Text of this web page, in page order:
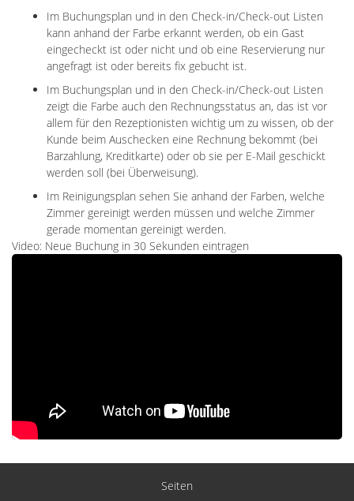
Im Buchungsplan und in den Check-in/Check-out Listen
kann anhand der Farbe erkannt werden, ob ein Gast
eingecheckt ist oder nicht und ob eine Reservierung nur
angefragt ist oder bereits fix gebucht ist.
Im Buchungsplan und in den Check-in/Check-out Listen
zeigt die Farbe auch den Rechnungsstatus an, das ist vor
allem für den Rezeptionisten wichtig um zu wissen, ob der
Kunde beim Auschecken eine Rechnung bekommt (bei
Barzahlung, Kreditkarte) oder ob sie per E-Mail geschickt
werden soll (bei Überweisung).
Im Reinigungsplan sehen Sie anhand der Farben, welche
Zimmer gereinigt werden müssen und welche Zimmer
gerade momentan gereinigt werden.
Video: Neue Buchung in 30 Sekunden eintragen
Seiten